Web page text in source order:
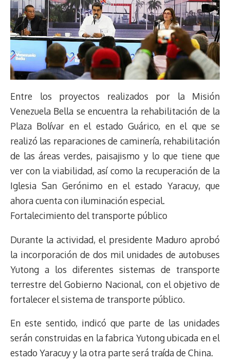
Entre los proyectos realizados por la Misión
Venezuela Bella se encuentra la rehabilitación de la
Plaza Bolívar en el estado Guárico, en el que se
realizó las reparaciones de caminería, rehabilitación
de las áreas verdes, paisajismo y lo que tiene que
ver con la viabilidad, así como la recuperación de la
Iglesia San Gerónimo en el estado Yaracuy, que
ahora cuenta con iluminación especial.
Fortalecimiento del transporte público
Durante la actividad, el presidente Maduro aprobó
la incorporación de dos mil unidades de autobuses
Yutong a los diferentes sistemas de transporte
terrestre del Gobierno Nacional, con el objetivo de
fortalecer el sistema de transporte público.
En este sentido, indicó que parte de las unidades
serán construidas en la fabrica Yutong ubicada en el
estado Yaracuy y la otra parte será traída de China.